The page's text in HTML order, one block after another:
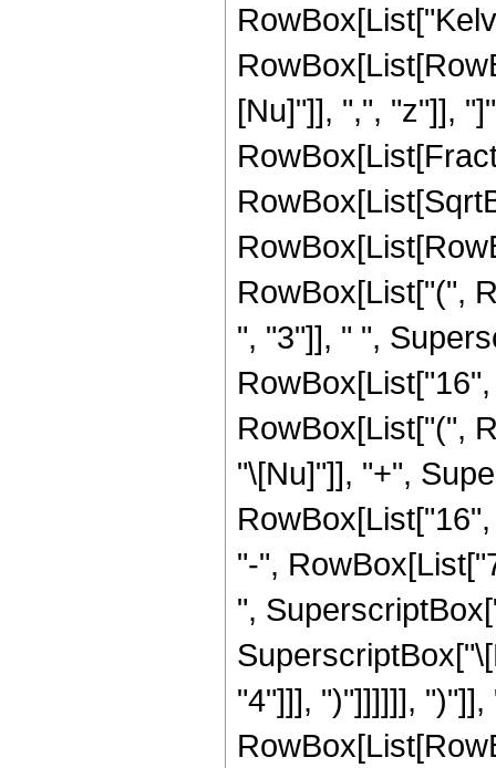
[Nu]"]], ",", "z"]],
RowBox[List["(",
", "3"]], " ",
RowBox[List["(",
"\[Nu]"]], "+",
"-",
",
"4"]]], ")"]]]]]],